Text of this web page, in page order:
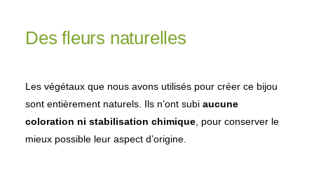
Des fleurs naturelles
Les végétaux que nous avons utilisés pour créer ce bijou
sont entièrement naturels. Ils n’ont subi aucune
coloration ni stabilisation chimique, pour conserver le
mieux possible leur aspect d’origine.